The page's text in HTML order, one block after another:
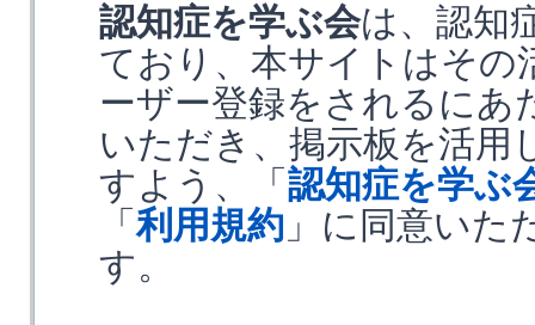
認知症を学ぶ会は、認知
ており、本サイトはその
ーザー登録をされるにあ
いただき、掲示板を活用
すよう、「 認知症を学ぶ
「利用規約 」に同意いた
す。